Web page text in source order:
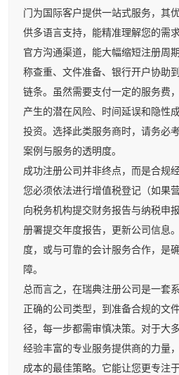
门为国际客户提供一站式服务，其
供多语言支持，能精准理解您的需
官方沟通渠道，能大幅缩短注册周
称查重、文件准备、银行开户协助
链条。虽然需要支付一定的服务费
产生的潜在风险、时间延误和隐性
投资。选择此类服务商时，请务必
案例与服务的透明度。
成功注册公司并非终点，而是合规
您必须依法进行增值税登记（如果
向税务机构提交财务报告与纳税申
册署提交年度报告，更新公司信息
度，或与可靠的会计服务合作，是
障。
总而言之，在瑞典注册公司是一套
正确的公司类型，到准备合规的文
径，每一步都需审慎决策。对于大
经验丰富的专业服务提供商的力量
成本的最佳策略。它能让您更专注